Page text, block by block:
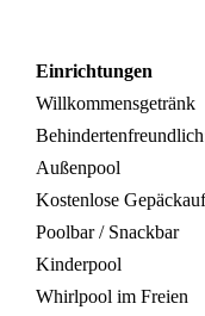
Einrichtungen
Willkommensgetränk
Außenpool
Kostenlose
Poolbar / Snackbar
Kinderpool
Whirlpool im Freien